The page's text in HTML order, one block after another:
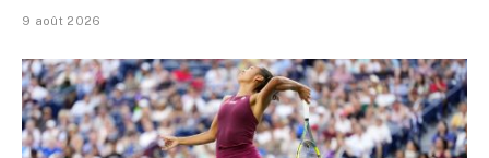
9 août 2026